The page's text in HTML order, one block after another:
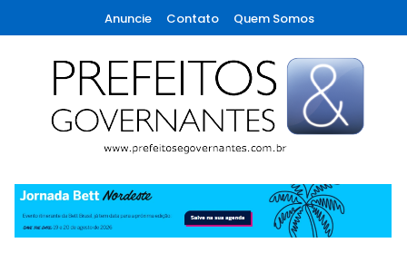
To
Content
Anuncie Contato Quem Somos
Prefeitos & Governantes